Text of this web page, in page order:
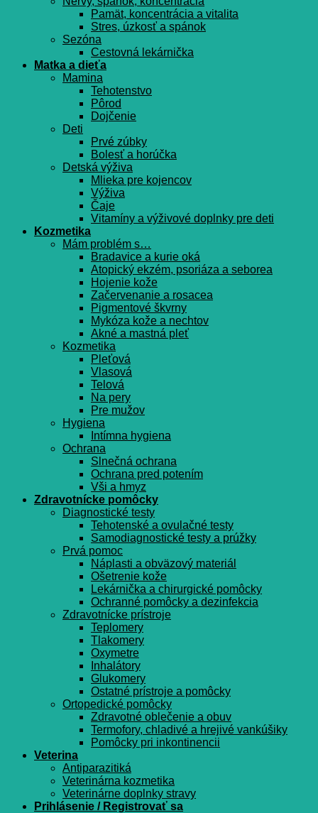
Pamät, koncentrácia a vitalita
Stres, úzkosť a spánok
Sezóna
Cestovná lekárnička
Matka a dieťa
Mamina
Tehotenstvo
Pôrod
Dojčenie
Deti
Prvé zúbky
Bolesť a horúčka
Detská výživa
Mlieka pre kojencov
Výživa
Čaje
Vitamíny a výživové doplnky pre deti
Kozmetika
Mám problém s…
Bradavice a kurie oká
Atopický ekzém, psoriáza a seborea
Hojenie kože
Začervenanie a rosacea
Pigmentové škvrny
Mykóza kože a nechtov
Akné a mastná pleť
Kozmetika
Pleťová
Vlasová
Telová
Na pery
Pre mužov
Hygiena
Intímna hygiena
Ochrana
Slnečná ochrana
Ochrana pred potením
Vši a hmyz
Zdravotnícke pomôcky
Diagnostické testy
Tehotenské a ovulačné testy
Samodiagnostické testy a prúžky
Prvá pomoc
Náplasti a obväzový materiál
Ošetrenie kože
Lekárnička a chirurgické pomôcky
Ochranné pomôcky a dezinfekcia
Zdravotnícke prístroje
Teplomery
Tlakomery
Oxymetre
Inhalátory
Glukomery
Ostatné prístroje a pomôcky
Ortopedické pomôcky
Zdravotné oblečenie a obuv
Termofory, chladivé a hrejivé vankúšiky
Pomôcky pri inkontinencii
Veterina
Antiparazitiká
Veterinárna kozmetika
Veterinárne doplnky stravy
Prihlásenie / Registrovať sa